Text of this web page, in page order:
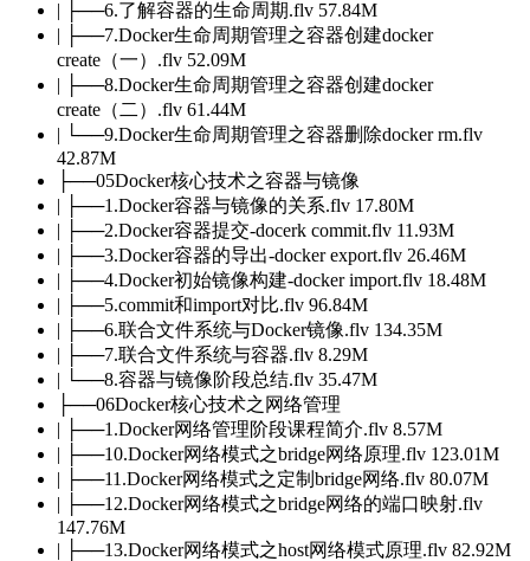
| ├──6.了解容器的生命周期.flv 57.84M
| ├──7.Docker生命周期管理之容器创建docker
create（一）.flv 52.09M
| ├──8.Docker生命周期管理之容器创建docker
create（二）.flv 61.44M
| └──9.Docker生命周期管理之容器删除docker rm.flv
42.87M
├──05Docker核心技术之容器与镜像
| ├──1.Docker容器与镜像的关系.flv 17.80M
| ├──2.Docker容器提交-docerk commit.flv 11.93M
| ├──3.Docker容器的导出-docker export.flv 26.46M
| ├──4.Docker初始镜像构建-docker import.flv 18.48M
| ├──5.commit和import对比.flv 96.84M
| ├──6.联合文件系统与Docker镜像.flv 134.35M
| ├──7.联合文件系统与容器.flv 8.29M
| └──8.容器与镜像阶段总结.flv 35.47M
├──06Docker核心技术之网络管理
| ├──1.Docker网络管理阶段课程简介.flv 8.57M
| ├──10.Docker网络模式之bridge网络原理.flv 123.01M
| ├──11.Docker网络模式之定制bridge网络.flv 80.07M
| ├──12.Docker网络模式之bridge网络的端口映射.flv
147.76M
| ├──13.Docker网络模式之host网络模式原理.flv 82.92M